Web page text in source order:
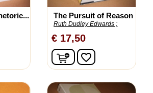
The Pursuit of Reason
Ruth Dudley Edwards ;
€ 17,50
In winkelwagen
favorite_border